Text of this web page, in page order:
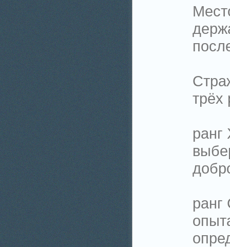
трёх
ранг
ранг